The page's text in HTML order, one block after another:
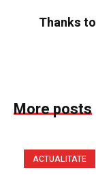
Thanks
More posts
ACTUALITATE